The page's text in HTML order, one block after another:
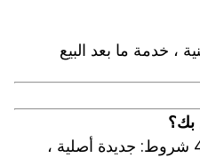
، خدمة ما بعد البيع
بك؟
ج: بشكل عام ، يمكننا توفير 4 شروط: جديدة أصلية ،